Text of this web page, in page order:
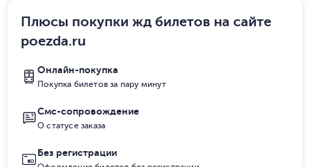
Плюсы покупки жд билетов на сайте
poezda.ru
Онлайн-покупка
Покупка билетов за пару минут
Смс-сопровождение
О статусе заказа
Без регистрации